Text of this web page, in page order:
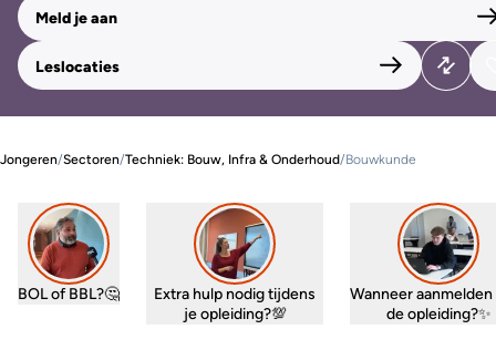
Meld je aan
Leslocaties
Jongeren/Sectoren/Techniek: Bouw, Infra & Onderhoud/Bouwkunde
BOL of BBL?🤔
Extra hulp nodig tijdens
je opleiding?💯
Wanneer
de opleiding?✨